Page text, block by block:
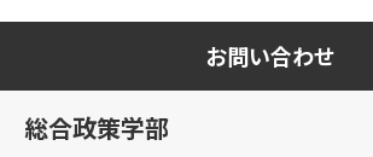
お問い合わせ
総合政策学部